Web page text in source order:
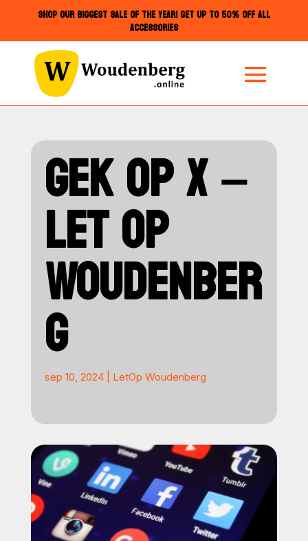
SHOP OUR BIGGEST SALE OF THE YEAR! GET UP TO 50% OFF ALL
ACCESSORIES
GEK OP X –
LET OP
WOUDENBER
G
sep 10, 2024| LetOp Woudenberg